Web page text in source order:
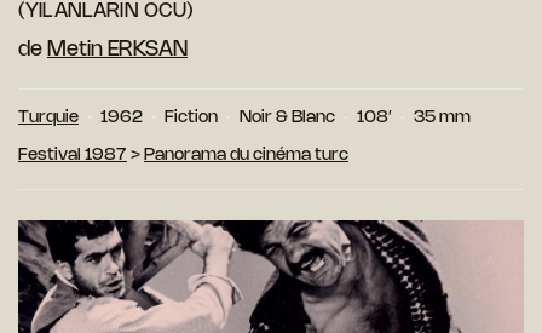
(YILANLARIN OCU)
de Metin ERKSAN
Turquie 1962 Fiction Noir & Blanc 108′ 35 mm
Festival 1987 > Panorama du cinéma turc